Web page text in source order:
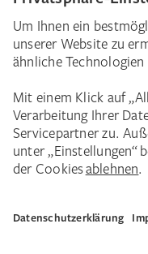
Das Städel
Spenden
Schenkungen & Nachlass
Corporate Events
Städelverein
Karriere